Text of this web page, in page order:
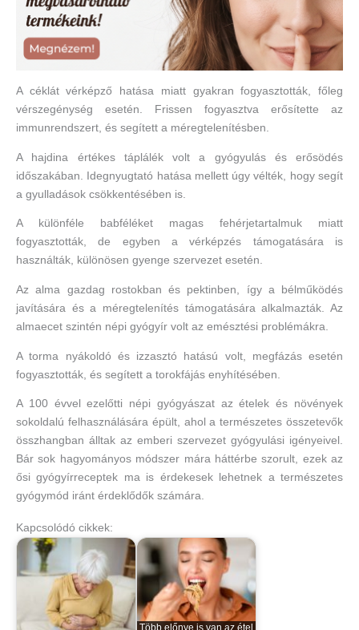
A céklát vérképző hatása miatt gyakran fogyasztották, főleg
vérszegénység esetén. Frissen fogyasztva erősítette az
immunrendszert, és segített a méregtelenítésben.
A hajdina értékes táplálék volt a gyógyulás és erősödés
időszakában. Idegnyugtató hatása mellett úgy vélték, hogy segít
a gyulladások csökkentésében is.
A különféle babféléket magas fehérjetartalmuk miatt
fogyasztották, de egyben a vérképzés támogatására is
használták, különösen gyenge szervezet esetén.
Az alma gazdag rostokban és pektinben, így a bélműködés
javítására és a méregtelenítés támogatására alkalmazták. Az
almaecet szintén népi gyógyír volt az emésztési problémákra.
A torma nyákoldó és izzasztó hatású volt, megfázás esetén
fogyasztották, és segített a torokfájás enyhítésében.
A 100 évvel ezelőtti népi gyógyászat az ételek és növények
sokoldalú felhasználására épült, ahol a természetes összetevők
összhangban álltak az emberi szervezet gyógyulási igényeivel.
Bár sok hagyományos módszer mára háttérbe szorult, ezek az
ősi gyógyírreceptek ma is érdekesek lehetnek a természetes
gyógymód iránt érdeklődők számára.
Kapcsolódó cikkek:
Több előnye is van az étel